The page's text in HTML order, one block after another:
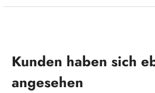
Produktgalerie überspringen
Kunden haben sich
angesehen